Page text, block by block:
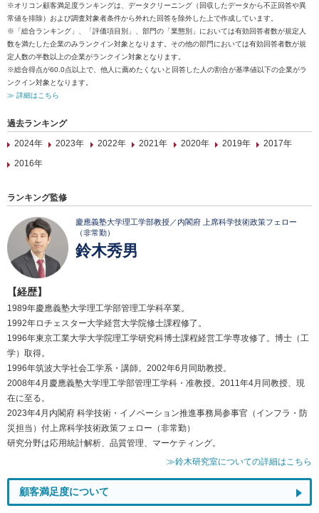
※オリコン顧客満足度ランキングは、データクリーニング（回収したデータから不正回答や異
常値を排除）および調査対象者条件から外れた回答を除外した上で作成しています。
※「総合ランキング」、「評価項目別」、部門の「業態別」においては有効回答者数が規定人
数を満たした企業のみランクイン対象となります。その他の部門においては有効回答者数が規
定人数の半数以上の企業がランクイン対象となります。
※総合得点が60.0点以上で、他人に薦めたくないと回答した人の割合が基準値以下の企業がラ
ンクイン対象となります。
≫ 詳細はこちら
過去ランキング
2024年
2023年 2022年 2021年 2020年 2019年
2017年
2016年
ランキング監修
慶應義塾大学理工学部教授／内閣府 上席科学技術政策フェロー
（非常勤）
鈴木秀男
【経歴】
1989年慶應義塾大学理工学部管理工学科卒業。
1992年ロチェスター大学経営大学院修士課程修了。
1996年東京工業大学大学院理工学研究科博士課程経営工学専攻修了。博士（工
学）取得。
1996年筑波大学社会工学系・講師。2002年6月同助教授。
2008年4月慶應義塾大学理工学部管理工学科・准教授。2011年4月同教授、現
在に至る。
2023年4月内閣府 科学技術・イノベーション推進事務局参事官（インフラ・防
災担当）付上席科学技術政策フェロー（非常勤）
研究分野は応用統計解析、品質管理、マーケティング。
≫鈴木研究室についての詳細はこちら
顧客満足度について